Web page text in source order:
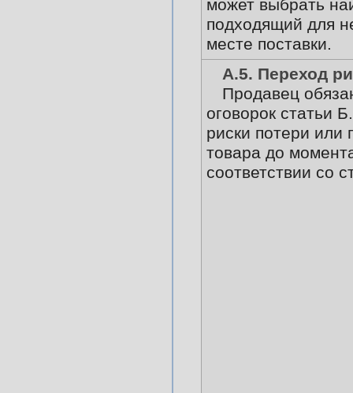
может выбрать
подходящий для
месте поставки.
А.5. Переход
Продавец
оговорок статьи
риски потери или
товара до
соответствии со